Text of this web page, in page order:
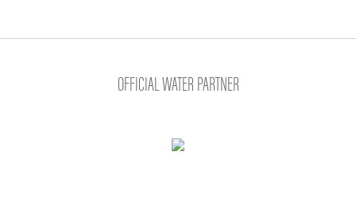
OFFICIAL WATER PARTNER